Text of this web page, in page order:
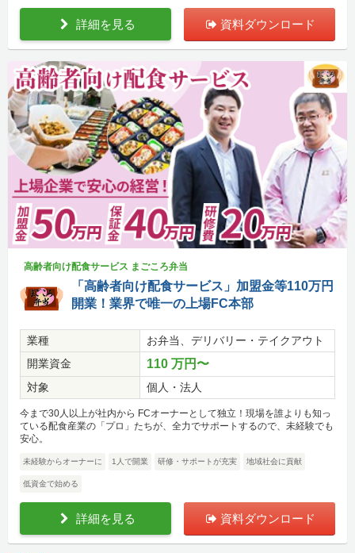
詳細を見る 資料ダウンロード
高齢者向け配食サービス まごころ弁当
「高齢者向け配食サービス」加盟金等110万円
開業！業界で唯一の上場FC本部
業種
お弁当、デリバリー・テイクアウト
開業資金
110 万円〜
対象 個人・法人
今まで30人以上が社内から FCオーナーとして独立！現場を誰よりも知っ
ている配食産業の「プロ」たちが、全力でサポートするので、未経験でも
安心。
未経験からオーナーに 1人で開業 研修・サポートが充実 地域社会に貢献
低資金で始める
詳細を見る 資料ダウンロード